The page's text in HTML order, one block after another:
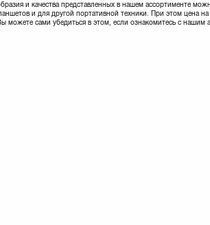
(3)
и качества представленных в нашем ассортименте
и для другой портативной техники. При этом цена
можете сами убедиться в этом, если ознакомитесь с нашим